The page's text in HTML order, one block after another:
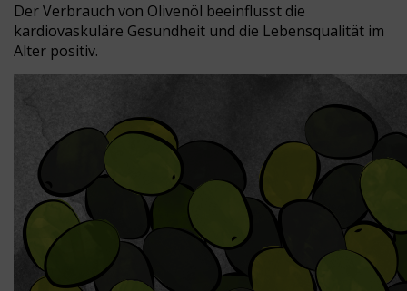
Der Verbrauch von Olivenöl beeinflusst die
kardiovaskuläre Gesundheit und die Lebensqualität im
Alter positiv.